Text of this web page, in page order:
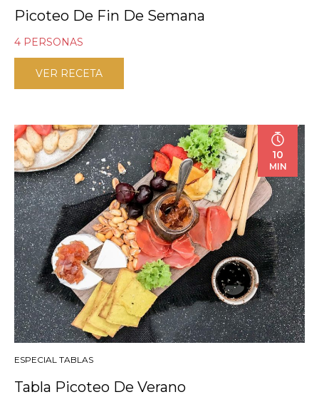
Picoteo De Fin De Semana
4 PERSONAS
VER RECETA
10
MIN
ESPECIAL TABLAS
Tabla Picoteo De Verano